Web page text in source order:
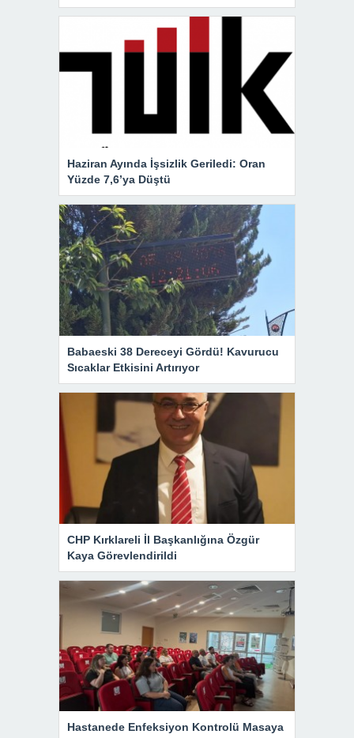
Haziran Ayında İşsizlik Geriledi: Oran
Yüzde 7,6’ya Düştü
Babaeski 38 Dereceyi Gördü! Kavurucu
Sıcaklar Etkisini Artırıyor
CHP Kırklareli İl Başkanlığına Özgür
Kaya Görevlendirildi
Hastanede Enfeksiyon Kontrolü Masaya